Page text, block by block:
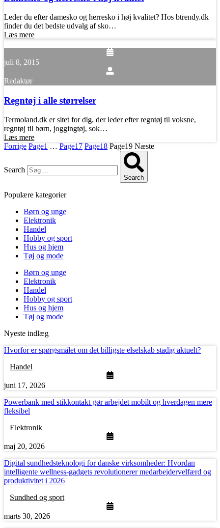
Leder du efter damesko og herresko i høj kvalitet? Hos btrendy.dk
finder du det bedste udvalg af sko…
Læs mere
juli 8, 2015
Redaktør
Regntøj i alle størrelser
Termoland.dk er sitet for dig, der leder efter regntøj til voksne,
regntøj til børn, joggingtøj, sok…
Læs mere
Forrige Page1 … Page17 Page18 Page19 Næste
Search
Search
Populære kategorier
Børn og unge
Elektronik
Handel
Hobby og sport
Hus og hjem
Tøj og mode
Børn og unge
Elektronik
Handel
Hobby og sport
Hus og hjem
Tøj og mode
Nyeste indlæg
Hvorfor er spørgsmålet om det billigste elselskab stadig aktuelt?
Handel
juni 17, 2026
Powerbank med stikkontakt gør arbejdet mobilt og hverdagen mere
fleksibel
Elektronik
maj 20, 2026
Digital sundhedsteknologi for danske virksomheder: Hvordan
intelligente wellness-gadgets revolutionerer medarbejdervelfærd og
produktivitet i 2026
Sundhed og sport
marts 30, 2026